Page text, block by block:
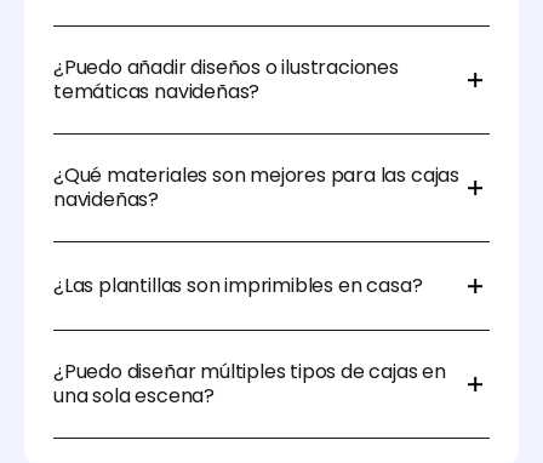
uso personal como comercial, incluyendo
empaques de venta y regalos de marca.
¿Puedo añadir diseños o ilustraciones
temáticas navideñas?
navideños o usar elementos festivos directamente
en el editor de diseño de Pacdora.
¿Qué materiales son mejores para las cajas
navideñas?
opciones excelentes, dependiendo de si deseas un
aspecto rústico, elegante o brillante.
¿Las plantillas son imprimibles en casa?
las plantillas en impresoras caseras y cortarlas
manualmente.
¿Puedo diseñar múltiples tipos de cajas en
una sola escena?